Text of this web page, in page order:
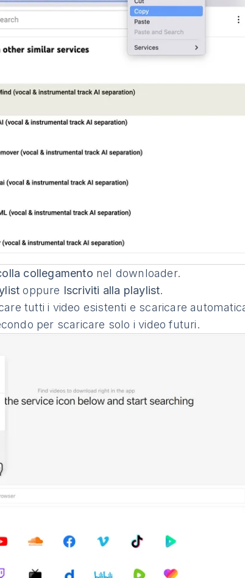
collegamento nel downloader.
oppure Iscriviti alla playlist.
tutti i video esistenti e scaricare
per scaricare solo i video futuri.